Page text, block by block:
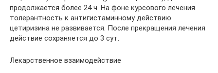
продолжается более 24 ч. На фоне курсового лечения
толерантность к антигистаминному действию
цетиризина не развивается. После прекращения лечения
действие сохраняется до 3 сут.
Лекарственное взаимодействие